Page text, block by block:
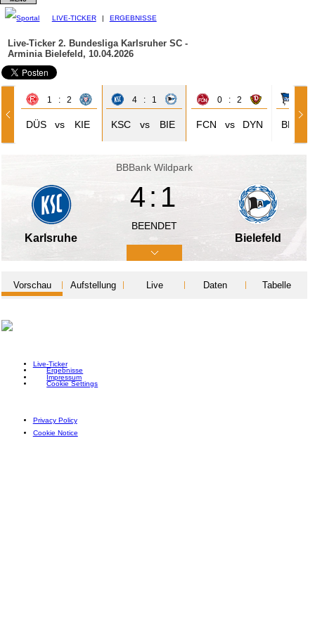
LIVE-TICKER | ERGEBNISSE
Live-Ticker 2. Bundesliga Karlsruher SC -
Arminia Bielefeld, 10.04.2026
1 : 2
DÜS vs KIE
4 : 1
KSC vs BIE
0 : 2
FCN vs DYN BER
BBBank Wildpark
Karlsruhe
4:1
BEENDET
Bielefeld
Vorschau Aufstellung Live Daten Tabelle
Live-Ticker
Ergebnisse
Impressum
Cookie Settings
Privacy Policy
Cookie Notice